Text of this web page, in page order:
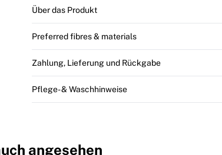
Über das Produkt
Preferred fibres & materials
Zahlung, Lieferung und Rückgabe
Pflege- & Waschhinweise
angesehen